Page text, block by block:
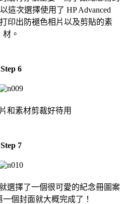
這次選擇使用了 HP Advanced
印出防褪色相片以及剪貼的素
材。
Step 6
和素材剪裁好待用
Step 7
選擇了一個很可愛的紀念冊圖案
個封面就大概完成了！